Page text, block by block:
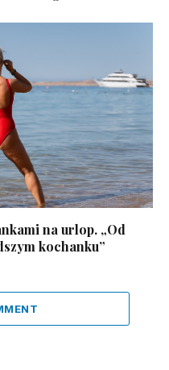
na urlop. „Od
kochanku”